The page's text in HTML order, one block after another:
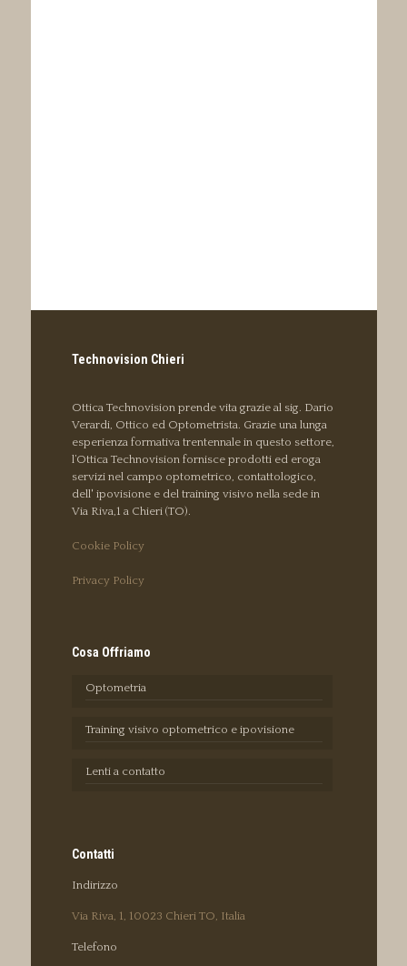
Technovision Chieri
Ottica Technovision prende vita grazie al sig. Dario
Verardi, Ottico ed Optometrista. Grazie una lunga
esperienza formativa trentennale in questo settore,
l’Ottica Technovision fornisce prodotti ed eroga
servizi nel campo optometrico, contattologico,
dell' ipovisione e del training visivo nella sede in
Via Riva,1 a Chieri (TO).
Cookie Policy
Privacy Policy
Cosa Offriamo
Optometria
Training visivo optometrico e ipovisione
Lenti a contatto
Contatti
Indirizzo
Via Riva, 1, 10023 Chieri TO, Italia
Telefono